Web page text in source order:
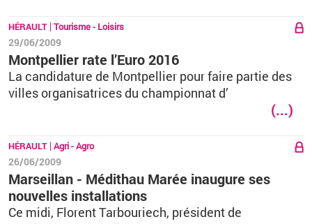
HÉRAULT Tourisme - Loisirs
29/06/2009
Montpellier rate l’Euro 2016
La candidature de Montpellier pour faire partie des
villes organisatrices du championnat d’
(...)
HÉRAULT Agri - Agro
26/06/2009
Marseillan - Médithau Marée inaugure ses
nouvelles installations
Ce midi, Florent Tarbouriech, président de